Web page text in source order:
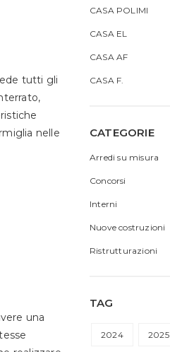
tutti gli
nelle
una
CASA POLIMI
CASA EL
CASA AF
CASA F.
CATEGORIE
Arredi su misura
Concorsi
Interni
Nuove costruzioni
Ristrutturazioni
TAG
2024 2025